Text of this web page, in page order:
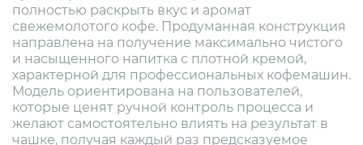
полностью раскрыть вкус и аромат
свежемолотого кофе. Продуманная конструкция
направлена на получение максимально чистого
и насыщенного напитка с плотной кремой,
характерной для профессиональных кофемашин.
Модель ориентирована на пользователей,
которые ценят ручной контроль процесса и
желают самостоятельно влиять на результат в
чашке, получая каждый раз предсказуемое